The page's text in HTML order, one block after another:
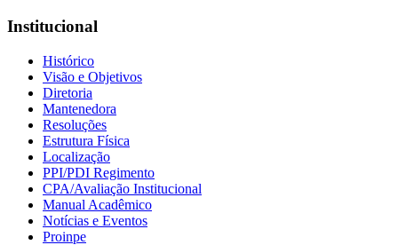
Institucional
Histórico
Visão e Objetivos
Diretoria
Mantenedora
Resoluções
Estrutura Física
Localização
PPI/PDI Regimento
CPA/Avaliação Institucional
Manual Acadêmico
Notícias e Eventos
Proinpe